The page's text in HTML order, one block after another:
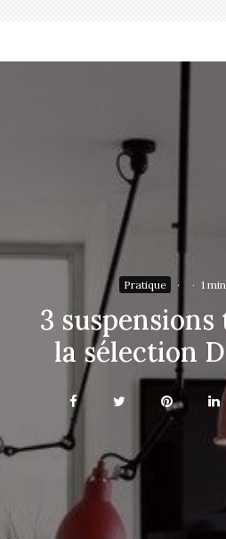
Pratique · · 1
3 suspensions
la sélection